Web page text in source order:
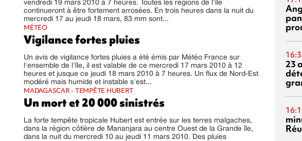
vendredi 19 mars 2010 à 7 heures. Toutes les régions de l'île
continueront à être fortement arrosées. En trois heures dans la nuit du
mercredi 17 au jeudi 18 mars, 83 mm sont...
MÉTÉO
Vigilance fortes pluies
Un avis de vigilance fortes pluies a été émis par Météo France sur
l'ensemble de l'île, il est valable de ce mercredi 17 mars 2010 à 12
heures et jusque ce jeudi 18 mars 2010 à 7 heures. Un flux de Nord-Est
modéré mais humide et instable s'est...
MADAGASCAR - TEMPÊTE HUBERT
Un mort et 20 000 sinistrés
La forte tempête tropicale Hubert est entrée sur les terres malgaches,
dans la région côtière de Mananjara au centre Ouest de la Grande île,
dans la nuit du mercredi 10 au jeudi 11 mars 2010. Des pluies
23